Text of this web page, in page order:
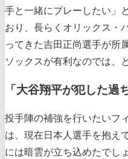
手と一緒にプレーしたい」
おり、長らくオリックス・
ってきた吉田正尚選手が所
ソックスが有利なのでは、
「大谷翔平が犯した過
投手陣の補強を行いたいフ
は、現在日本人選手を抱え
には暗雲が立ち込めたでし